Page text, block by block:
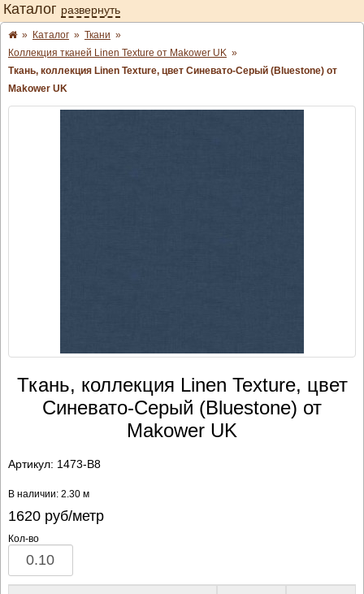
Каталог развернуть
» Каталог » Ткани »
Коллекция тканей Linen Texture от Makower UK »
Ткань, коллекция Linen Texture, цвет Синевато-Серый (Bluestone) от
Makower UK
Ткань, коллекция Linen Texture, цвет
Синевато-Серый (Bluestone) от
Makower UK
Артикул: 1473-B8
В наличии: 2.30 м
1620руб/метр
Кол-во